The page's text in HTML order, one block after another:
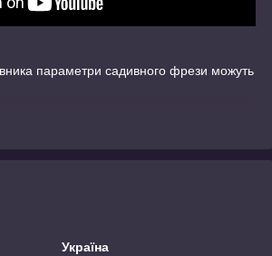
параметри садивного фрези можуть
Україна